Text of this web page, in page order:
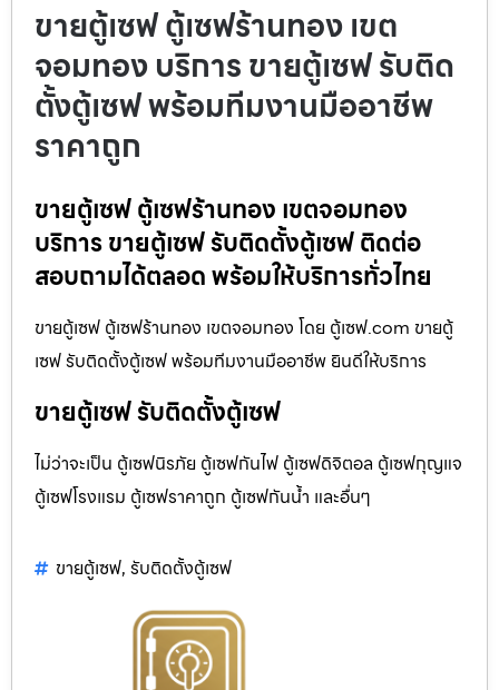
ขายตู้เซฟ ตู้เซฟร้านทอง เขต
จอมทอง บริการ ขายตู้เซฟ รับติด
ตั้งตู้เซฟ พร้อมทีมงานมืออาชีพ
ราคาถูก
ขายตู้เซฟ ตู้เซฟร้านทอง เขตจอมทอง
บริการ ขายตู้เซฟ รับติดตั้งตู้เซฟ ติดต่อ
สอบถามได้ตลอด พร้อมให้บริการทั่วไทย
ขายตู้เซฟ ตู้เซฟร้านทอง เขตจอมทอง โดย ตู้เซฟ.com ขายตู้
เซฟ รับติดตั้งตู้เซฟ พร้อมทีมงานมืออาชีพ ยินดีให้บริการ
ขายตู้เซฟ รับติดตั้งตู้เซฟ
ไม่ว่าจะเป็น ตู้เซฟนิรภัย ตู้เซฟกันไฟ ตู้เซฟดิจิตอล ตู้เซฟกุญแจ
ตู้เซฟโรงแรม ตู้เซฟราคาถูก ตู้เซฟกันน้ำ และอื่นๆ
ขายตู้เซฟ, รับติดตั้งตู้เซฟ